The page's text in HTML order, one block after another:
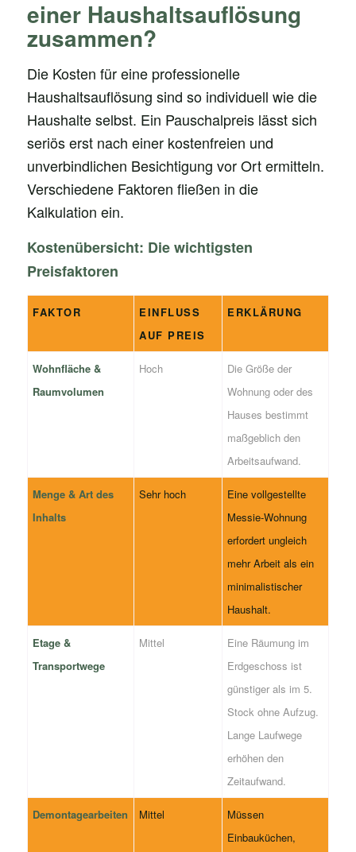
einer Haushaltsauflösung
zusammen?
Die Kosten für eine professionelle
Haushaltsauflösung sind so individuell wie die
Haushalte selbst. Ein Pauschalpreis lässt sich
seriös erst nach einer kostenfreien und
unverbindlichen Besichtigung vor Ort ermitteln.
Verschiedene Faktoren fließen in die
Kalkulation ein.
Kostenübersicht: Die wichtigsten
Preisfaktoren
FAKTOR
EINFLUSS
AUF PREIS
ERKLÄRUNG
Wohnfläche &
Raumvolumen
Hoch
Die Größe der
Wohnung oder des
Hauses bestimmt
maßgeblich den
Arbeitsaufwand.
Menge & Art des
Inhalts
Sehr hoch
Eine vollgestellte
Messie-Wohnung
erfordert ungleich
mehr Arbeit als ein
minimalistischer
Haushalt.
Etage &
Transportwege
Mittel
Eine Räumung im
Erdgeschoss ist
günstiger als im 5.
Stock ohne Aufzug.
Lange Laufwege
erhöhen den
Zeitaufwand.
Demontagearbeiten Mittel
Müssen
Einbauküchen,